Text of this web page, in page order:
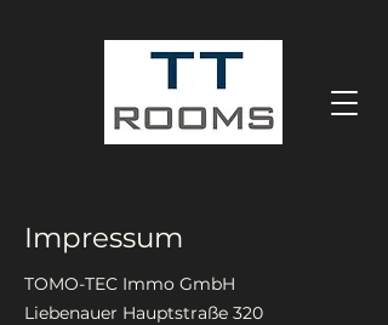
Impressum
TOMO-TEC Immo GmbH
Liebenauer Hauptstraße 320